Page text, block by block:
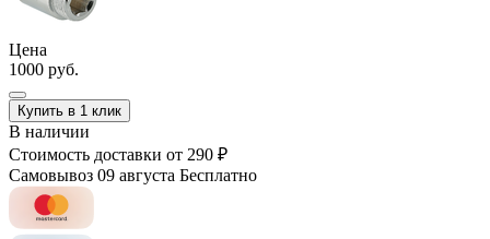
Цена
1000 руб.
Купить в 1 клик
В наличии
Стоимость доставки от 290 ₽
Самовывоз 09 августа Бесплатно